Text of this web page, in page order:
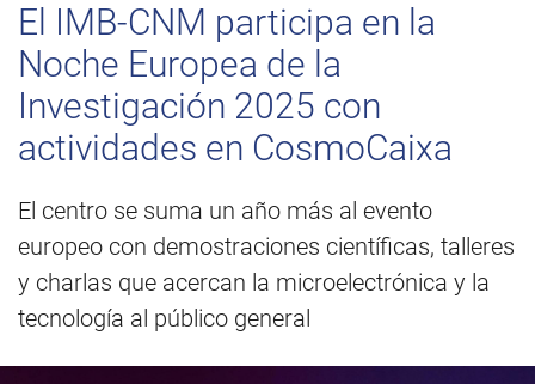
El IMB-CNM participa en la
Noche Europea de la
Investigación 2025 con
actividades en CosmoCaixa
El centro se suma un año más al evento
europeo con demostraciones científicas, talleres
y charlas que acercan la microelectrónica y la
tecnología al público general